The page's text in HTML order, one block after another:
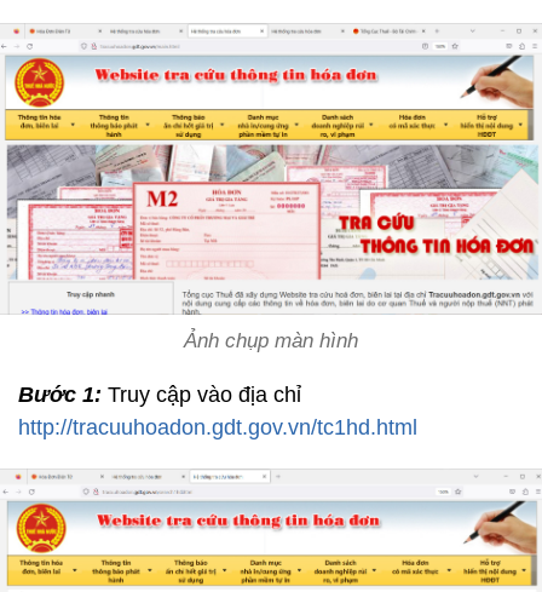
Ảnh chụp màn hình
Bước 1: Truy cập vào địa chỉ
http://tracuuhoadon.gdt.gov.vn/tc1hd.html